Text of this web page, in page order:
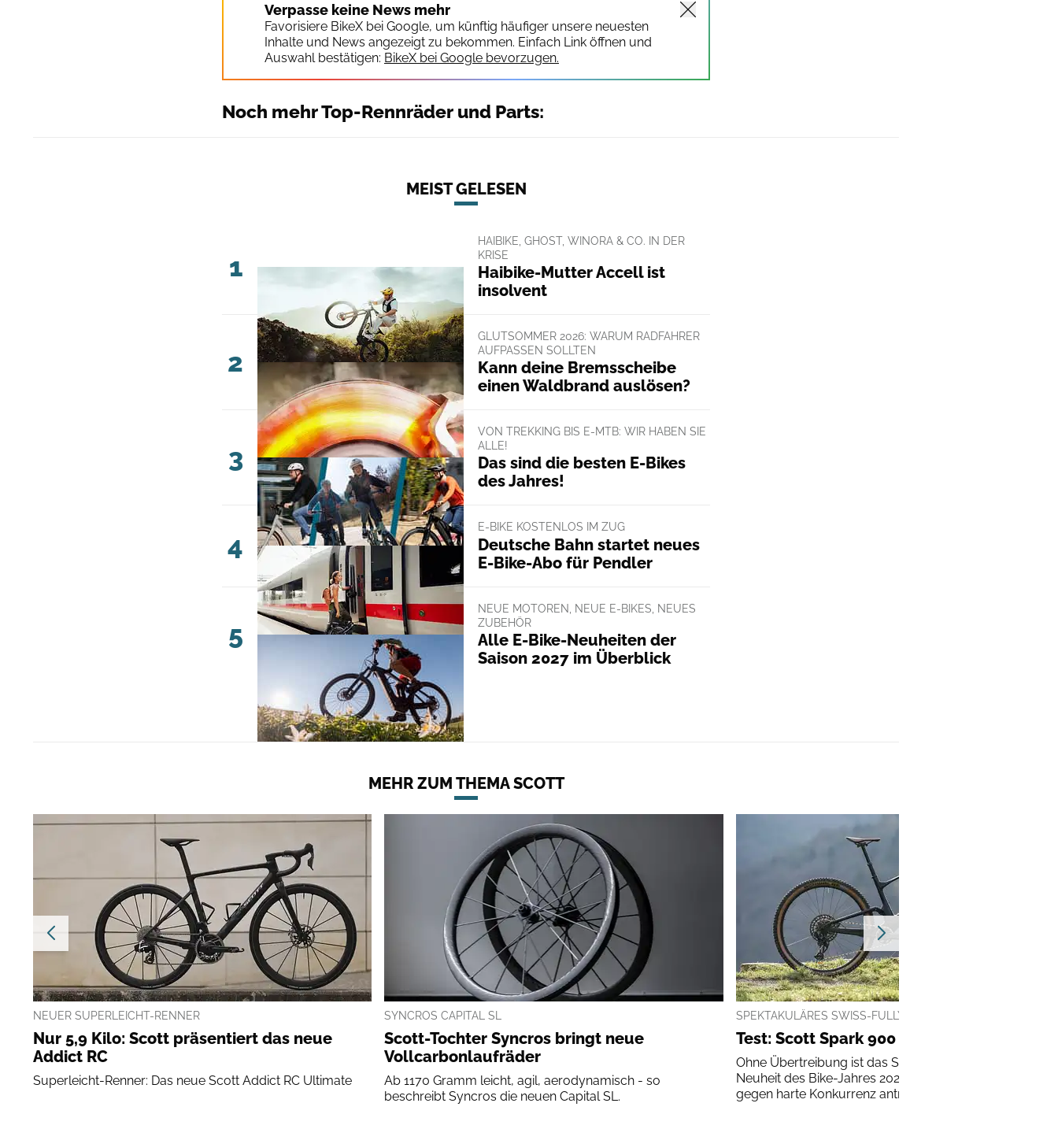
Verpasse keine News mehr
Favorisiere BikeX bei Google, um künftig häufiger unsere neuesten
Inhalte und News angezeigt zu bekommen. Einfach Link öffnen und
Auswahl bestätigen: BikeX bei Google bevorzugen.
Noch mehr Top-Rennräder und Parts:
MEIST GELESEN
1
HAIBIKE, GHOST, WINORA & CO. IN DER
KRISE
Haibike-Mutter Accell ist
insolvent
2
GLUTSOMMER 2026: WARUM RADFAHRER
AUFPASSEN SOLLTEN
Kann deine Bremsscheibe
einen Waldbrand auslösen?
3
VON TREKKING BIS E-MTB: WIR HABEN SIE
ALLE!
Das sind die besten E-Bikes
des Jahres!
4
E-BIKE KOSTENLOS IM ZUG
Deutsche Bahn startet neues
E-Bike-Abo für Pendler
5
NEUE MOTOREN, NEUE E-BIKES, NEUES
ZUBEHÖR
Alle E-Bike-Neuheiten der
Saison 2027 im Überblick
MEHR ZUM THEMA SCOTT
NEUER SUPERLEICHT-RENNER
Nur 5,9 Kilo: Scott präsentiert das neue
Addict RC
Superleicht-Renner: Das neue Scott Addict RC Ultimate
SYNCROS CAPITAL SL
Scott-Tochter Syncros bringt neue
Vollcarbonlaufräder
Ab 1170 Gramm leicht, agil, aerodynamisch - so
beschreibt Syncros die neuen Capital SL.
SPEKTAKULÄRES SWISS-FULLY IM CHECK
Test: Scott Spark 900 AXS
Ohne Übertreibung ist das Scott Spark die wohl
Neuheit des Bike-Jahres 2021. Wir durften es bereits
gegen harte Konkurrenz antreten...